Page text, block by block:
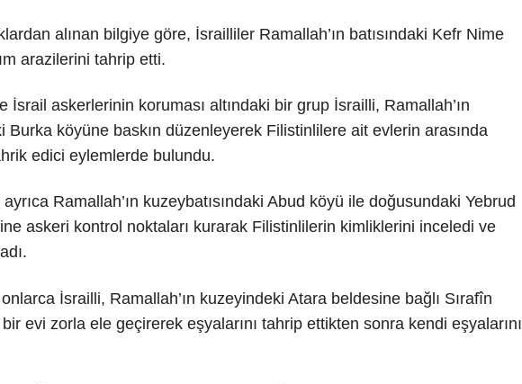
alınan bilgiye göre, İsrailliler Ramallah’ın batısındaki Kefr Nime
arazilerini tahrip etti.
İsrail askerlerinin koruması altındaki bir grup İsrailli, Ramallah’ın
Burka köyüne baskın düzenleyerek Filistinlilere ait evlerin arasında
edici eylemlerde bulundu.
Ramallah’ın kuzeybatısındaki Abud köyü ile doğusundaki Yebrud
askeri kontrol noktaları kurarak Filistinlilerin kimliklerini inceledi ve
İsrailli, Ramallah’ın kuzeyindeki Atara beldesine bağlı Sırafîn
evi zorla ele geçirerek eşyalarını tahrip ettikten sonra kendi eşyalarını